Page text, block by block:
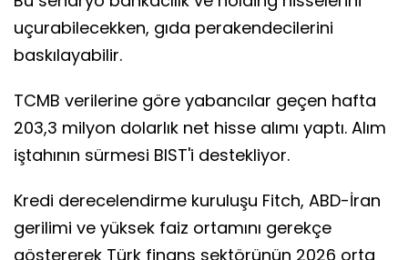
uçurabilecekken, gıda perakendecilerini
baskılayabilir.
TCMB verilerine göre yabancılar geçen hafta
203,3 milyon dolarlık net hisse alımı yaptı. Alım
iştahının sürmesi BIST'i destekliyor.
Kredi derecelendirme kuruluşu Fitch, ABD-İran
gerilimi ve yüksek faiz ortamını gerekçe
göstererek Türk finans sektörünün 2026 orta